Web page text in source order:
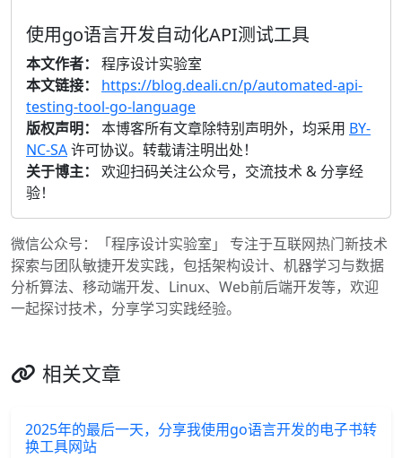
使用go语言开发自动化API测试工具
本文作者：
程序设计实验室
本文链接：
https://blog.deali.cn/p/automated-api-
testing-tool-go-language
版权声明：
本博客所有文章除特别声明外，均采用 BY-
NC-SA许可协议。转载请注明出处！
关于博主：
欢迎扫码关注公众号，交流技术 & 分享经
验！
微信公众号：「程序设计实验室」 专注于互联网热门新技术
探索与团队敏捷开发实践，包括架构设计、机器学习与数据
分析算法、移动端开发、Linux、Web前后端开发等，欢迎
一起探讨技术，分享学习实践经验。
相关文章
2025年的最后一天，分享我使用go语言开发的电子书转
换工具网站